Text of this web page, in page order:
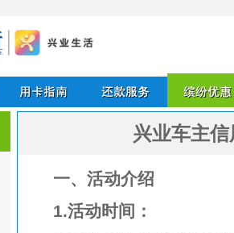
用卡指南
兴业车主
一、活动介绍
1.活动时间：